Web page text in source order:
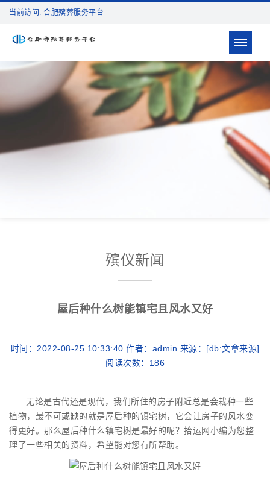
当前访问: 合肥殡葬服务平台
Toggle
殡仪新闻
屋后种什么树能镇宅且风水又好
时间：2022-08-25 10:33:40 作者：admin 来源：[db:文章来源]
阅读次数： 186
无论是古代还是现代，我们所住的房子附近总是会栽种一些
植物，最不可或缺的就是屋后种的镇宅树，它会让房子的风水变
得更好。那么屋后种什么镇宅树是最好的呢？拾运网小编为您整
理了一些相关的资料，希望能对您有所帮助。